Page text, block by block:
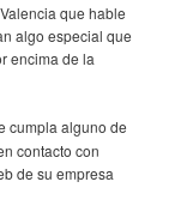
que hable
algo especial que
encima de la
cumpla alguno de
contacto con
de su empresa